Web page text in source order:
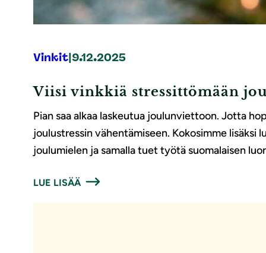
Vinkit 9.12.2025
Viisi vinkkiä stressittömään
Pian saa alkaa laskeutua joulunviettoon. Jotta
joulustressin vähentämiseen. Kokosimme lisäksi
joulumielen ja samalla tuet työtä suomalaisen
LUE LISÄÄ